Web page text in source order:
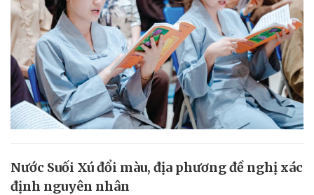
Nước Suối Xú đổi màu, địa phương đề nghị xác
định nguyên nhân